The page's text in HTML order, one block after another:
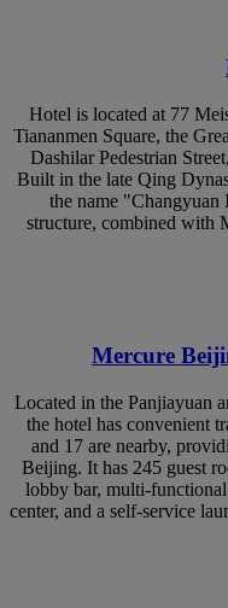
Hotel is located at 77
Tiananmen Square, the
Dashilar Pedestrian
Built in the late Qing
the name
structure, combined with
Mercure
Located in the Panjiayuan
the hotel has convenient
and 17 are nearby,
Beijing. It has 245 guest
lobby bar, multi-
center, and a self-service